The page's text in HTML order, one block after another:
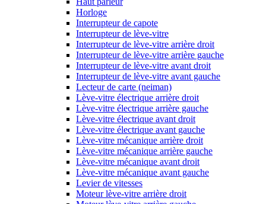
Horloge
Interrupteur de capote
Interrupteur de lève-vitre
Interrupteur de lève-vitre arrière droit
Interrupteur de lève-vitre arrière gauche
Interrupteur de lève-vitre avant droit
Interrupteur de lève-vitre avant gauche
Lecteur de carte (neiman)
Lève-vitre électrique arrière droit
Lève-vitre électrique arrière gauche
Lève-vitre électrique avant droit
Lève-vitre électrique avant gauche
Lève-vitre mécanique arrière droit
Lève-vitre mécanique arrière gauche
Lève-vitre mécanique avant droit
Lève-vitre mécanique avant gauche
Levier de vitesses
Moteur lève-vitre arrière droit